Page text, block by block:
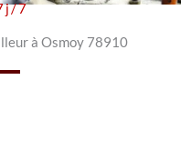
7
à Osmoy 78910